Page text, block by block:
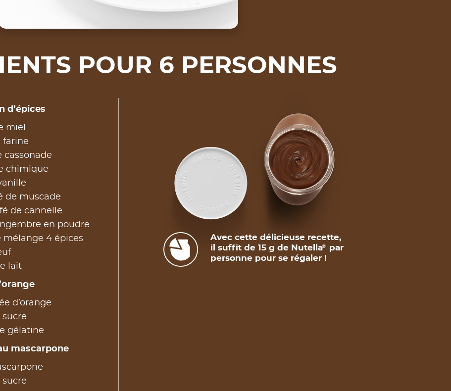
POUR 6 PERSONNES
d’épices
miel
farine
cassonade
chimique
de muscade
de cannelle
en poudre
mélange 4 épices
lait
d’orange
sucre
gélatine
mascarpone
sucre
Avec cette délicieuse recette,
il suffit de 15 g de Nutella®
par
personne pour se régaler !